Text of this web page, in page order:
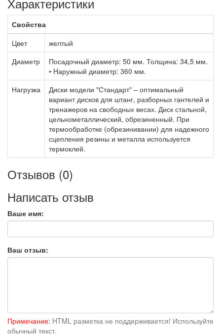
Свойства
Цвет
желтый
Диаметр
Посадочный диаметр: 50 мм. Толщина: 34,5 мм.
• Hаружный диаметр: 360 мм.
Нагрузка
Диски модели "Стандарт" – оптимальный
вариант дисков для штанг, разборных гантелей и
тренажеров на свободных весах. Диск стальной,
цельнометаллический, обрезиненный. При
термообработке (обрезинивании) для надежного
сцепления резины и металла используется
термоклей.
Отзывов (0)
Написать отзыв
Ваше имя:
Ваш отзыв:
Примечание: HTML разметка не поддерживается! Используйте
обычный текст.